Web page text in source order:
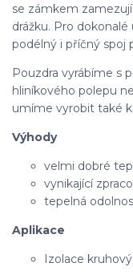
se zámkem
drážku. Pro
podélný i příčný spoj
Pouzdra vyrábíme s
hliníkového polepu
umíme vyrobit také
Výhody
velmi dobré
vynikající
tepelná
Aplikace
Izolace